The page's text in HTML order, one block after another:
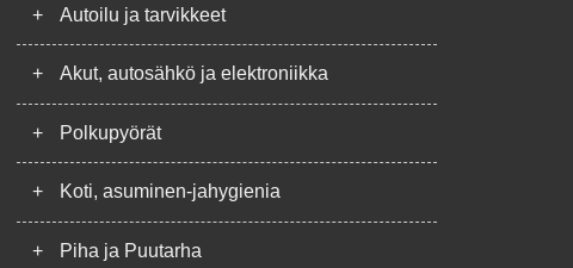
+ Autoilu ja tarvikkeet
+ Akut, autosähkö ja elektroniikka
+ Polkupyörät
+ Koti, asuminen-jahygienia
+ Piha ja Puutarha